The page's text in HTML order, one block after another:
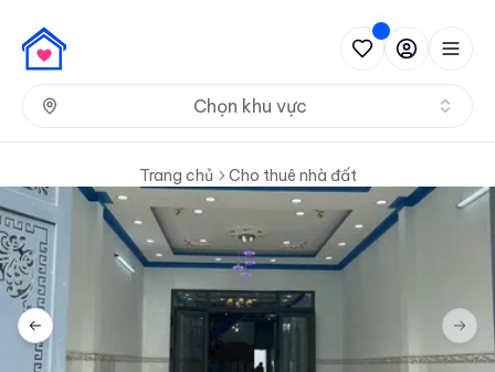
Chọn khu vực
Trang chủ Cho thuê nhà đất
Previous slide